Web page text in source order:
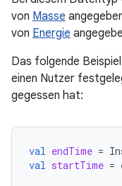
von Masse
von Energie
Das folgende
einen Nutzer
gegessen hat:
val endTime =
val startTime =